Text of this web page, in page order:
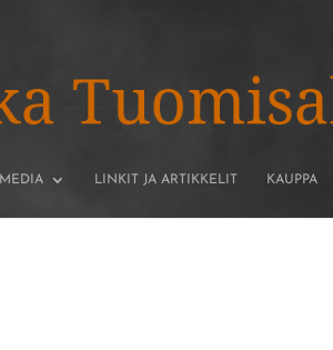
MEDIA LINKIT JA ARTIKKELIT KAUPPA